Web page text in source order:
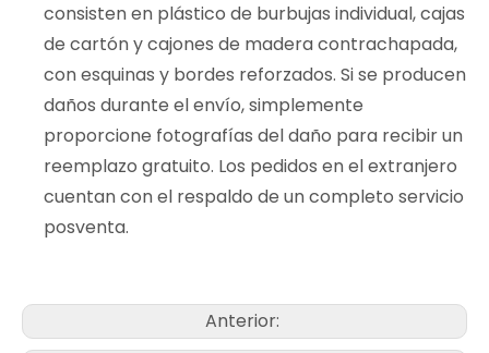
consisten en plástico de burbujas individual, cajas
de cartón y cajones de madera contrachapada,
con esquinas y bordes reforzados. Si se producen
daños durante el envío, simplemente
proporcione fotografías del daño para recibir un
reemplazo gratuito. Los pedidos en el extranjero
cuentan con el respaldo de un completo servicio
posventa.
Anterior: